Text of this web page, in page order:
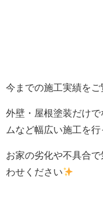
今までの施工実績を
外壁・屋根塗装だけ
ムなど幅広い施工を
お家の劣化や不具合
わせください